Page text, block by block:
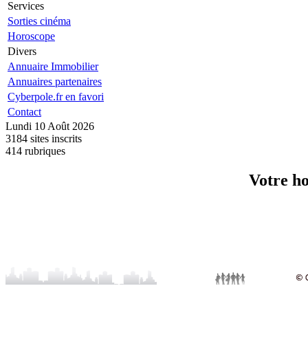
Services
Sorties cinéma
Horoscope
Divers
Annuaire Immobilier
Annuaires partenaires
Cyberpole.fr en favori
Contact
Lundi 10 Août 2026
3184 sites inscrits
414 rubriques
Votre